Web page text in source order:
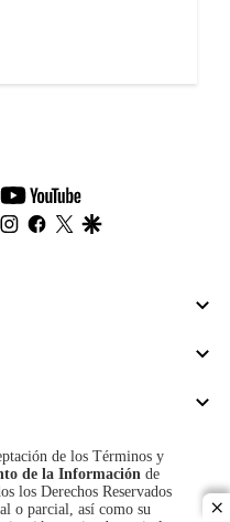
youtube-
footer
instagram
facebook
twitter
de los Términos y
de la Información de
los Derechos Reservados
o parcial, así como su